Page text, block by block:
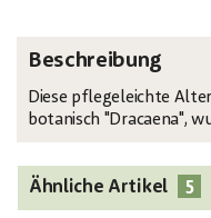
Beschreibung
Diese pflegeleichte
botanisch "Dracaena",
Ähnliche Artikel 5